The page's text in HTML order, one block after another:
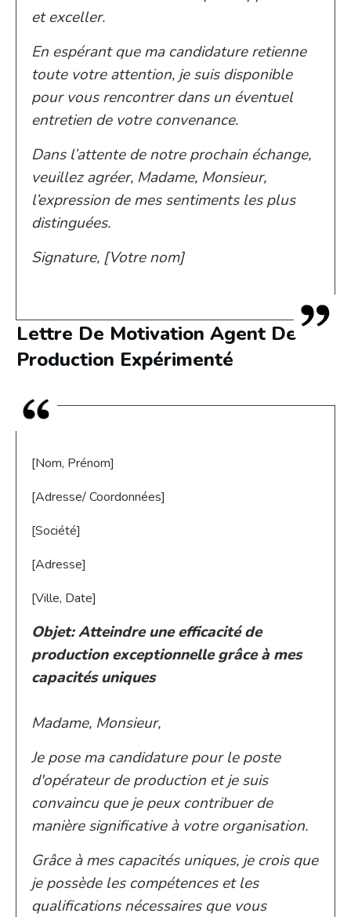
et exceller.
En espérant que ma candidature retienne
toute votre attention, je suis disponible
pour vous rencontrer dans un éventuel
entretien de votre convenance.
Dans l’attente de notre prochain échange,
veuillez agréer, Madame, Monsieur,
l’expression de mes sentiments les plus
distinguées.
Signature, [Votre nom]
Lettre De Motivation Agent De
Production Expérimenté
[Nom, Prénom]
[Adresse/ Coordonnées]
[Société]
[Adresse]
[Ville, Date]
Objet: Atteindre une efficacité de
production exceptionnelle grâce à mes
capacités uniques
Madame, Monsieur,
Je pose ma candidature pour le poste
d'opérateur de production et je suis
convaincu que je peux contribuer de
manière significative à votre organisation.
Grâce à mes capacités uniques, je crois que
je possède les compétences et les
qualifications nécessaires que vous